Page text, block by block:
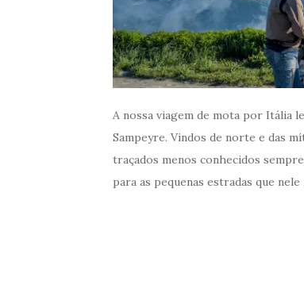
A nossa viagem de mota por Itália
Sampeyre. Vindos de norte e das
traçados menos conhecidos
para as pequenas estradas que